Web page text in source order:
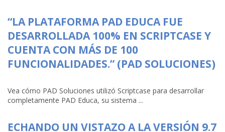
“LA PLATAFORMA PAD EDUCA FUE
DESARROLLADA 100% EN SCRIPTCASE Y
CUENTA CON MÁS DE 100
FUNCIONALIDADES.” (PAD SOLUCIONES)
Vea cómo PAD Soluciones utilizó Scriptcase para desarrollar
completamente PAD Educa, su sistema ...
ECHANDO UN VISTAZO A LA VERSIÓN 9.7